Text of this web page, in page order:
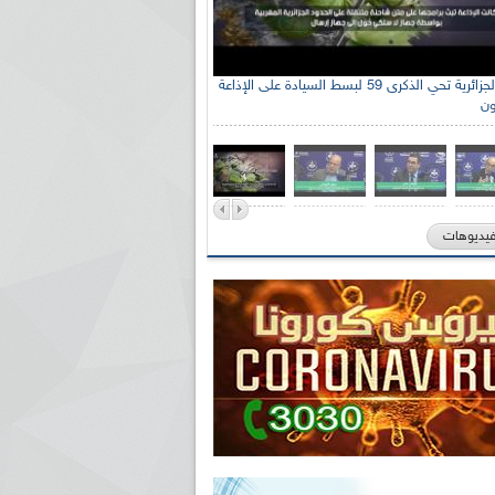
الإذاعة الجزائرية تحي الذكرى 59 لبسط السيادة على الإذاعة